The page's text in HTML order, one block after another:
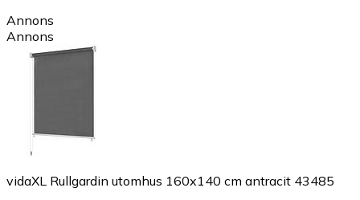
Annons
Annons
vidaXL Rullgardin utomhus 160x140 cm antracit 43485